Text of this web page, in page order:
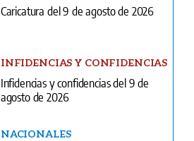
Caricatura del 9 de agosto de 2026
INFIDENCIAS Y CONFIDENCIAS
Infidencias y confidencias del 9 de
agosto de 2026
NACIONALES